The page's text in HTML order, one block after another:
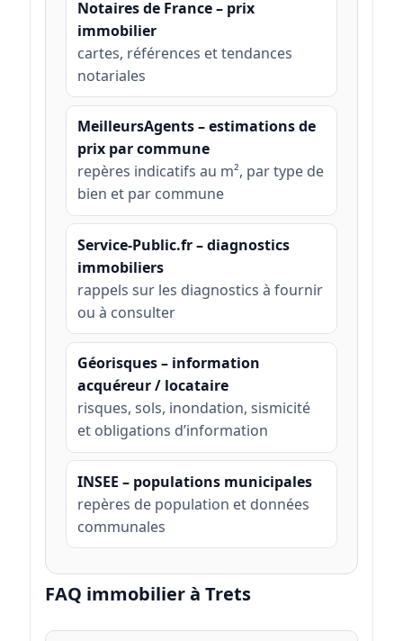
Notaires de France – prix
immobilier
cartes, références et tendances
notariales
MeilleursAgents – estimations de
prix par commune
repères indicatifs au m², par type de
bien et par commune
Service-Public.fr – diagnostics
immobiliers
rappels sur les diagnostics à fournir
ou à consulter
Géorisques – information
acquéreur / locataire
risques, sols, inondation, sismicité
et obligations d’information
INSEE – populations municipales
repères de population et données
communales
FAQ immobilier à Trets